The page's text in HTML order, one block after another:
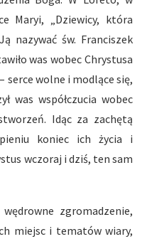
Maryi, „Dziewicy, która
nazywać św. Franciszek
was wobec Chrystusa
serce wolne i modlące się,
was współczucia wobec
Idąc za zachętą
koniec ich życia i
wczoraj i dziś, ten sam
zgromadzenie,
miejsc i tematów wiary,